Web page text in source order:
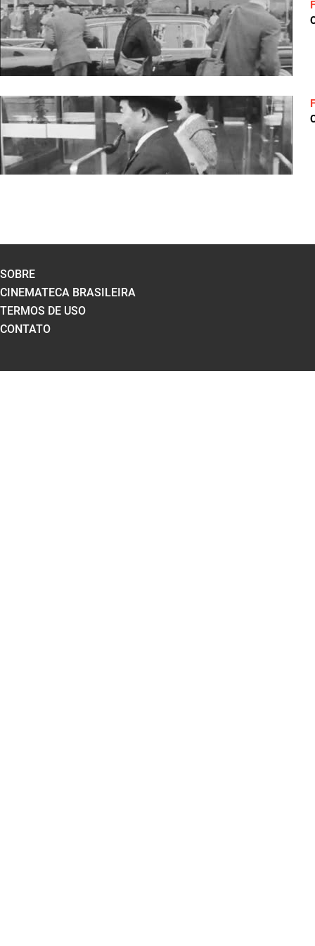
SOBRE
CINEMATECA BRASILEIRA
TERMOS DE USO
CONTATO